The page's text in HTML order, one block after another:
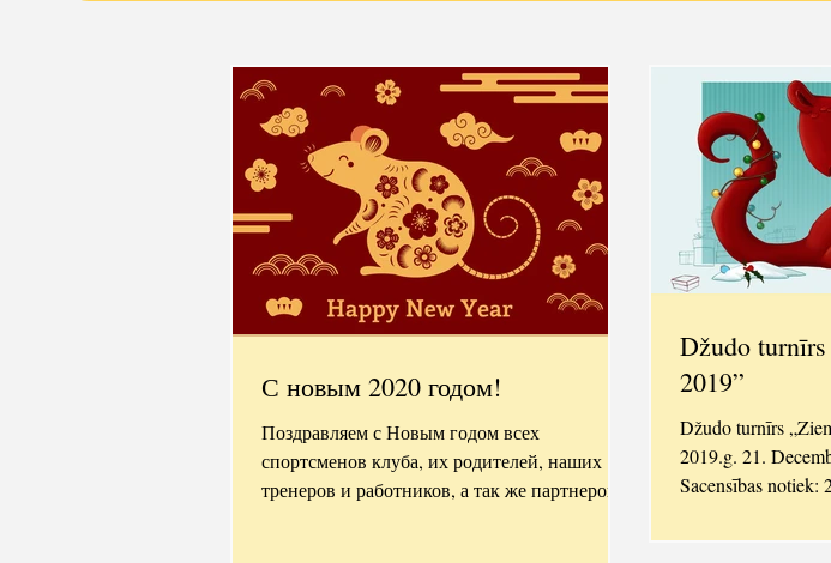
С новым 2020 годом!
Поздравляем с Новым годом всех
спортсменов клуба, их родителей, наших
тренеров и работников, а так же партнеров и
Džudo turnīrs
2019”
Džudo turnīrs
2019.g. 21. Decembrī. VIETA UN
Sacensības notiek: